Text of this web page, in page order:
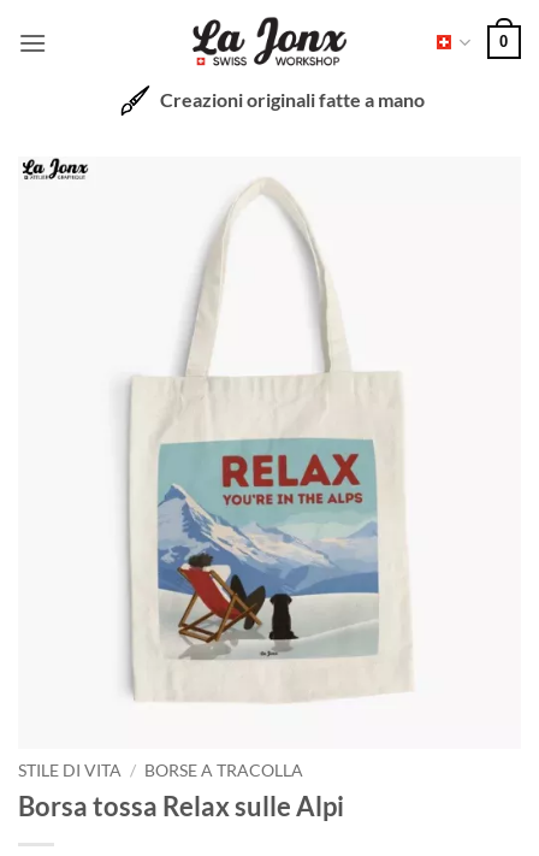
0
Creazioni originali fatte a mano
STILE DI VITA / BORSE A TRACOLLA
Borsa tossa Relax sulle Alpi